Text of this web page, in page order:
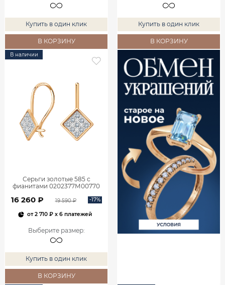
Купить в один клик
В КОРЗИНУ
Купить в один клик
В КОРЗИНУ
В наличии
Серьги золотые 585 с
фианитами 0202377М00770
16 260 ₽ 19 590 ₽ -17%
от2 710 ₽x 6 платежей
Выберите размер:
Купить в один клик
В КОРЗИНУ